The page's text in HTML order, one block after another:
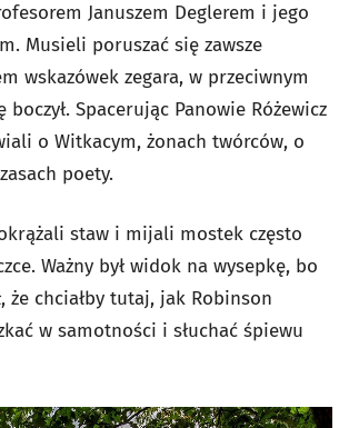
Januszem Deglerem i jego
Musieli poruszać się zawsze
wskazówek zegara, w przeciwnym
boczył. Spacerując Panowie Różewicz
o Witkacym, żonach twórców, o
poety.
staw i mijali mostek często
Ważny był widok na wysepkę, bo
że chciałby tutaj, jak Robinson
w samotności i słuchać śpiewu